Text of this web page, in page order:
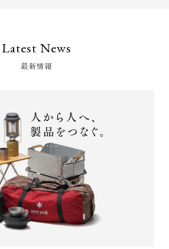
Latest News
最新情報